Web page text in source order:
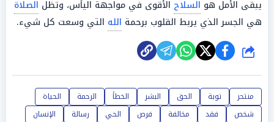
يبقى الأمل هو السلاح الأقوى في مواجهة اليأس، وتظل الصلاة
هي الجسر الذي يربط القلوب برحمة الله التي وسعت كل شيء.
شارك
منتحر توبة الحق البشر الخطأ الرحمة
الحياة
شخص
فقد مخالفة فرص الحي رسالة
الإنسان